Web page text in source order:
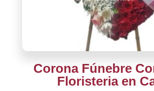
Corona Fúnebre
Floristeria en